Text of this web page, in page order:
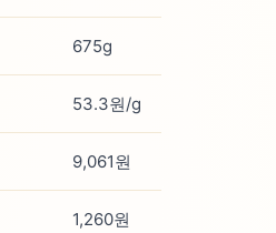
675g
53.3원/g
9,061원
1,260원